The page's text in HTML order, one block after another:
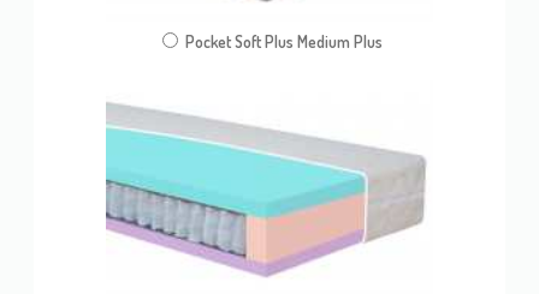
Pocket Soft Plus Medium Plus